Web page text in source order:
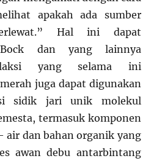
apakah ada sumber
Hal ini dapat
Bock dan yang lainnya
yang selama ini
juga dapat digunakan
sidik jari unik molekul
termasuk komponen
air dan bahan organik yang
awan debu antarbintang